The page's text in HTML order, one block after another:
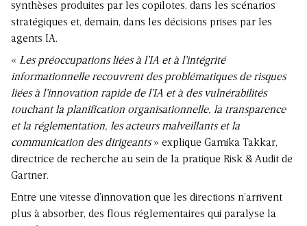
synthèses produites par les copilotes, dans les scénarios
stratégiques et, demain, dans les décisions prises par les
agents IA.
« Les préoccupations liées à l’IA et à l’intégrité
informationnelle recouvrent des problématiques de risques
liées à l’innovation rapide de l’IA et à des vulnérabilités
touchant la planification organisationnelle, la transparence
et la réglementation, les acteurs malveillants et la
communication des dirigeants» explique Gamika Takkar,
directrice de recherche au sein de la pratique Risk & Audit de
Gartner.
Entre une vitesse d’innovation que les directions n’arrivent
plus à absorber, des flous réglementaires qui paralyse la